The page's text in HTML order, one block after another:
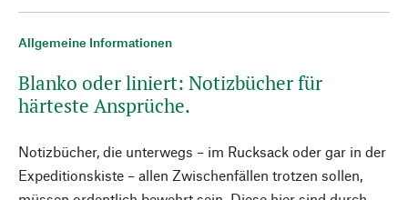
Allgemeine Informationen
Blanko oder liniert: Notizbücher für
härteste Ansprüche.
Notizbücher, die unterwegs – im Rucksack oder gar in der
Expeditionskiste – allen Zwischenfällen trotzen sollen,